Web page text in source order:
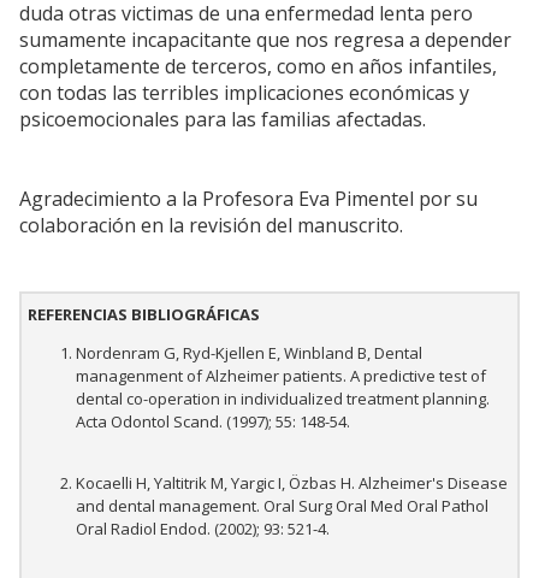
duda otras victimas de una enfermedad lenta pero
sumamente incapacitante que nos regresa a depender
completamente de terceros, como en años infantiles,
con todas las terribles implicaciones económicas y
psicoemocionales para las familias afectadas.
Agradecimiento a la Profesora Eva Pimentel por su
colaboración en la revisión del manuscrito.
REFERENCIAS BIBLIOGRÁFICAS
Nordenram G, Ryd-Kjellen E, Winbland B, Dental
managenment of Alzheimer patients. A predictive test of
dental co-operation in individualized treatment planning.
Acta Odontol Scand. (1997); 55: 148-54.
Kocaelli H, Yaltitrik M, Yargic I, Özbas H. Alzheimer's Disease
and dental management. Oral Surg Oral Med Oral Pathol
Oral Radiol Endod. (2002); 93: 521-4.